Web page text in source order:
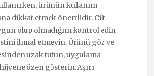
ürünün kullanım
dikkat etmek önemlidir. Cilt
olup olmadığını kontrol edin
ihmal etmeyin. Ürünü göz ve
uzak tutun, uygulama
hijyene özen gösterin. Aşırı